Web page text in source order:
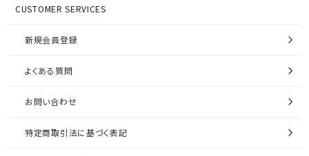
CUSTOMER SERVICES
新規会員登録
よくある質問
お問い合わせ
特定商取引法に基づく表記